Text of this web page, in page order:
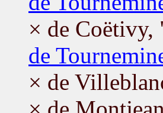
× de
de
× de